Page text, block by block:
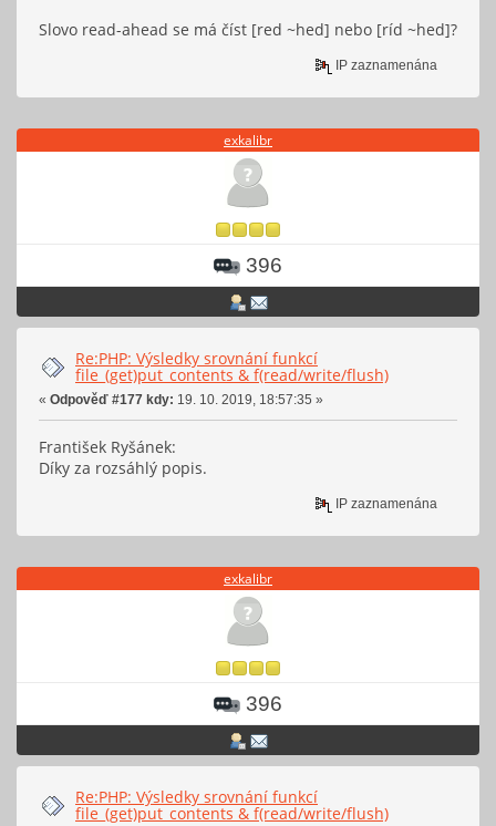
Slovo read-ahead se má číst [red ~hed] nebo [ríd ~hed]?
IP zaznamenána
exkalibr
396
Re:PHP: Výsledky srovnání funkcí
file_(get)put_contents & f(read/write/flush)
« Odpověď #177 kdy: 19. 10. 2019, 18:57:35 »
František Ryšánek:
Díky za rozsáhlý popis.
IP zaznamenána
exkalibr
396
Re:PHP: Výsledky srovnání funkcí
file_(get)put_contents & f(read/write/flush)